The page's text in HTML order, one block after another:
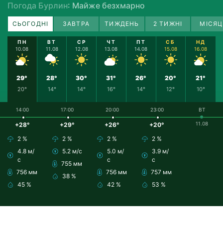
Погода Бурлин: Майже безхмарно
СЬОГОДНІ ЗАВТРА ТИЖДЕНЬ 2 ТИЖНІ
ПН
10.08
29°
20°
ВТ
11.08
28°
14°
СР
12.08
30°
14°
ЧТ
13.08
31°
16°
ПТ
14.08
26°
14°
СБ
15.08
20°
12°
НД
16.08
21°
10°
14:00
+28°
2 %
4.8 м/
с
756 мм
45 %
17:00
+29°
2 %
5.2 м/с
755 мм
38 %
20:00
+26°
2 %
5.0 м/
с
756 мм
42 %
23:00
+20°
2 %
3.9 м/
с
757 мм
53 %
ВТ
11.08